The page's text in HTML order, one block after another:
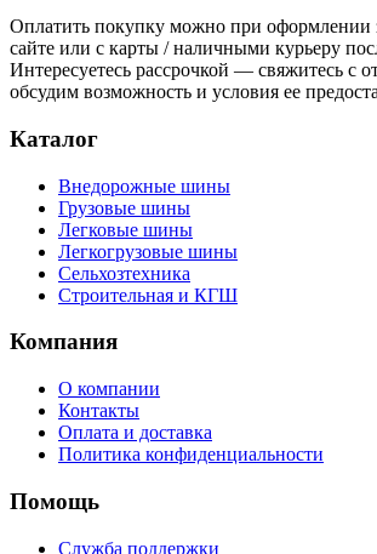
Оплатить покупку можно при оформлении
сайте или с карты / наличными курьеру
Интересуетесь рассрочкой — свяжитесь с
обсудим возможность и условия ее
Каталог
Внедорожные шины
Грузовые шины
Легковые шины
Легкогрузовые шины
Сельхозтехника
Строительная и КГШ
Компания
О компании
Контакты
Оплата и доставка
Политика конфиденциальности
Помощь
Служба поддержки